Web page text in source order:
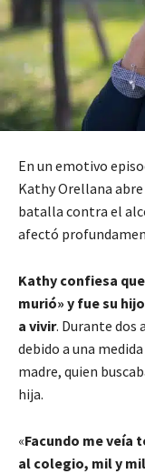
En un emotivo
Kathy Orellana
batalla contra el
afectó
Kathy confiesa
murió» y fue su
a vivir. Durante dos
debido a una
madre, quien
hija.
«Facundo me veía
al colegio, mil y